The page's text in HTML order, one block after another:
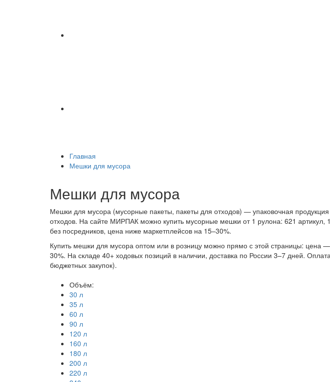
Главная
Мешки для мусора
Мешки для мусора
Мешки для мусора (мусорные пакеты, пакеты для отходов) — упаковочная
отходов. На сайте МИРПАК можно купить мусорные мешки от 1 рулона: 621
без посредников, цена ниже маркетплейсов на 15–30%.
Купить мешки для мусора оптом или в розницу можно прямо с этой страницы: цена
30%. На складе 40+ ходовых позиций в наличии, доставка по России 3–7 дней.
бюджетных закупок).
Объём:
30 л
35 л
60 л
90 л
120 л
160 л
180 л
200 л
220 л